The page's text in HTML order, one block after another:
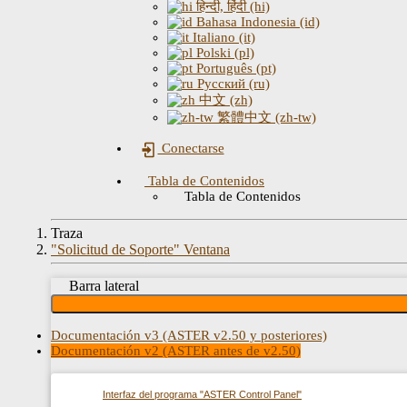
हिन्दी, हिंदी (hi)
Bahasa Indonesia (id)
Italiano (it)
Polski (pl)
Português (pt)
Русский (ru)
中文 (zh)
繁體中文 (zh-tw)
Conectarse
Tabla de Contenidos
Tabla de Contenidos
Traza
"Solicitud de Soporte" Ventana
Barra lateral
Documentación v3 (ASTER v2.50 y posteriores)
Documentación v2 (ASTER antes de v2.50)
Interfaz del programa "ASTER Control Panel"